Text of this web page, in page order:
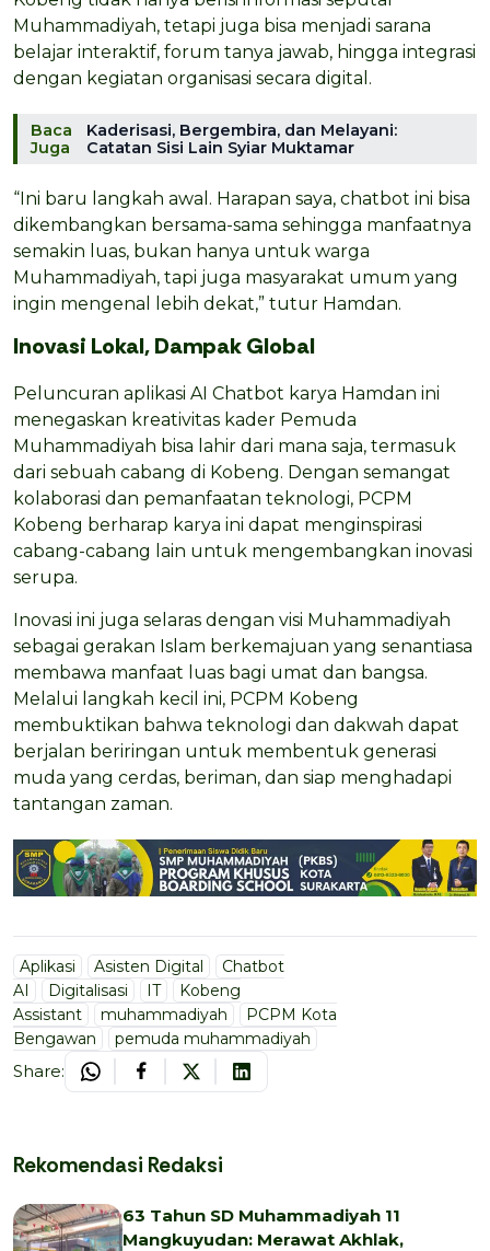
Muhammadiyah, tetapi juga bisa menjadi sarana
belajar interaktif, forum tanya jawab, hingga integrasi
dengan kegiatan organisasi secara digital.
Baca
Juga
Kaderisasi, Bergembira, dan Melayani:
Catatan Sisi Lain Syiar Muktamar
“Ini baru langkah awal. Harapan saya, chatbot ini bisa
dikembangkan bersama-sama sehingga manfaatnya
semakin luas, bukan hanya untuk warga
Muhammadiyah, tapi juga masyarakat umum yang
ingin mengenal lebih dekat,” tutur Hamdan.
Inovasi Lokal, Dampak Global
Peluncuran aplikasi AI Chatbot karya Hamdan ini
menegaskan kreativitas kader Pemuda
Muhammadiyah bisa lahir dari mana saja, termasuk
dari sebuah cabang di Kobeng. Dengan semangat
kolaborasi dan pemanfaatan teknologi, PCPM
Kobeng berharap karya ini dapat menginspirasi
cabang-cabang lain untuk mengembangkan inovasi
serupa.
Inovasi ini juga selaras dengan visi Muhammadiyah
sebagai gerakan Islam berkemajuan yang senantiasa
membawa manfaat luas bagi umat dan bangsa.
Melalui langkah kecil ini, PCPM Kobeng
membuktikan bahwa teknologi dan dakwah dapat
berjalan beriringan untuk membentuk generasi
muda yang cerdas, beriman, dan siap menghadapi
tantangan zaman.
Aplikasi Asisten Digital
Chatbot
AI
Digitalisasi IT
Kobeng
Assistant
muhammadiyah
PCPM Kota
Bengawan
pemuda muhammadiyah
Share:
Rekomendasi Redaksi
63 Tahun SD Muhammadiyah 11
Mangkuyudan: Merawat Akhlak,